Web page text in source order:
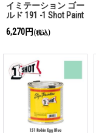
イミテーション ゴー
ルド 191 -1 Shot Paint
237ml
6,270円 (税込)